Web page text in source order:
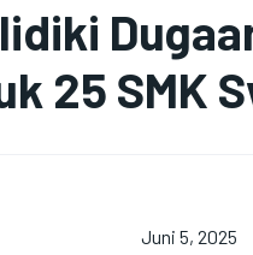
25 SMK
Juni 5, 2025